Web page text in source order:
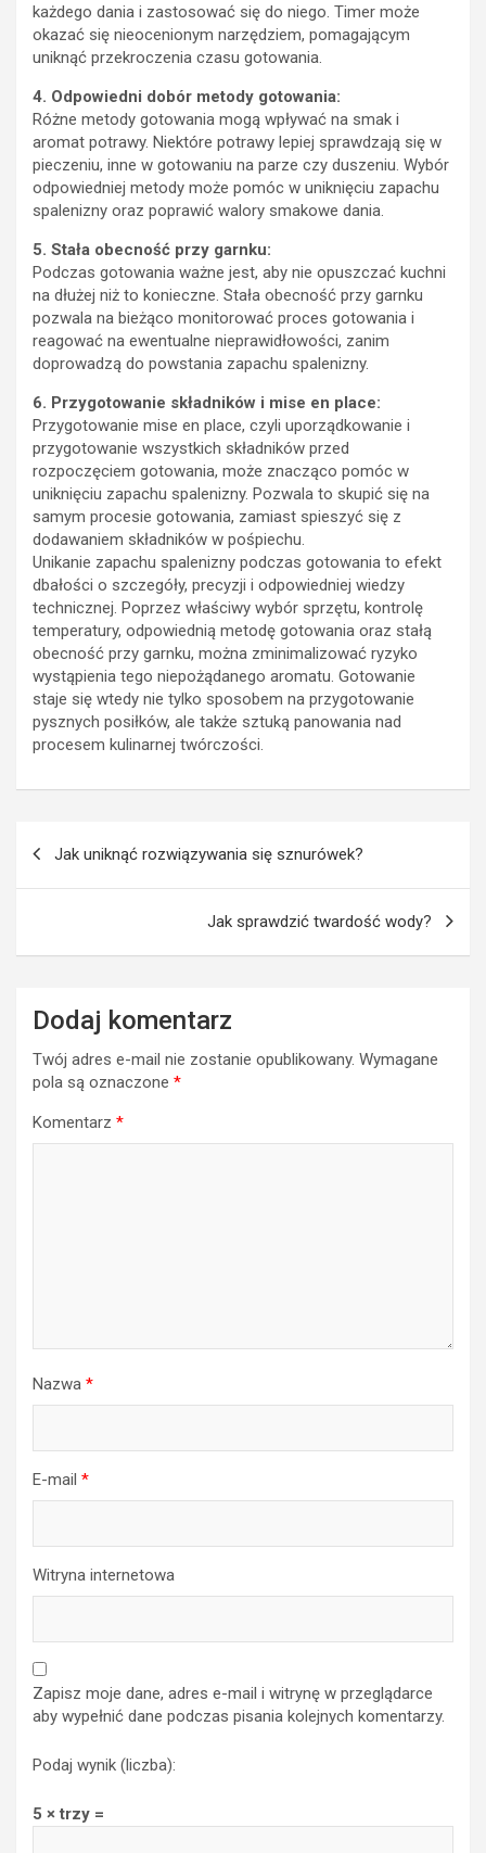
każdego dania i zastosować się do niego. Timer może
okazać się nieocenionym narzędziem, pomagającym
uniknąć przekroczenia czasu gotowania.
4. Odpowiedni dobór metody gotowania:
Różne metody gotowania mogą wpływać na smak i
aromat potrawy. Niektóre potrawy lepiej sprawdzają się w
pieczeniu, inne w gotowaniu na parze czy duszeniu. Wybór
odpowiedniej metody może pomóc w uniknięciu zapachu
spalenizny oraz poprawić walory smakowe dania.
5. Stała obecność przy garnku:
Podczas gotowania ważne jest, aby nie opuszczać kuchni
na dłużej niż to konieczne. Stała obecność przy garnku
pozwala na bieżąco monitorować proces gotowania i
reagować na ewentualne nieprawidłowości, zanim
doprowadzą do powstania zapachu spalenizny.
6. Przygotowanie składników i mise en place:
Przygotowanie mise en place, czyli uporządkowanie i
przygotowanie wszystkich składników przed
rozpoczęciem gotowania, może znacząco pomóc w
uniknięciu zapachu spalenizny. Pozwala to skupić się na
samym procesie gotowania, zamiast spieszyć się z
dodawaniem składników w pośpiechu.
Unikanie zapachu spalenizny podczas gotowania to efekt
dbałości o szczegóły, precyzji i odpowiedniej wiedzy
technicznej. Poprzez właściwy wybór sprzętu, kontrolę
temperatury, odpowiednią metodę gotowania oraz stałą
obecność przy garnku, można zminimalizować ryzyko
wystąpienia tego niepożądanego aromatu. Gotowanie
staje się wtedy nie tylko sposobem na przygotowanie
pysznych posiłków, ale także sztuką panowania nad
procesem kulinarnej twórczości.
Jak uniknąć rozwiązywania się sznurówek?
Jak sprawdzić twardość wody?
Dodaj komentarz
Twój adres e-mail nie zostanie opublikowany. Wymagane
pola są oznaczone *
Komentarz *
Nazwa *
E-mail *
Witryna internetowa
Zapisz moje dane, adres e-mail i witrynę w przeglądarce
aby wypełnić dane podczas pisania kolejnych komentarzy.
Podaj wynik (liczba):
5 × trzy =